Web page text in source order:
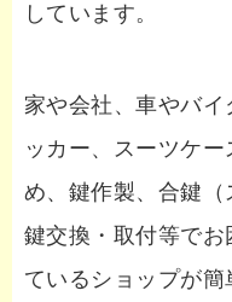
しています。
家や会社、車やバ
ッカー、スーツケ
め、鍵作製、合鍵（
鍵交換・取付等でお
ているショップが簡